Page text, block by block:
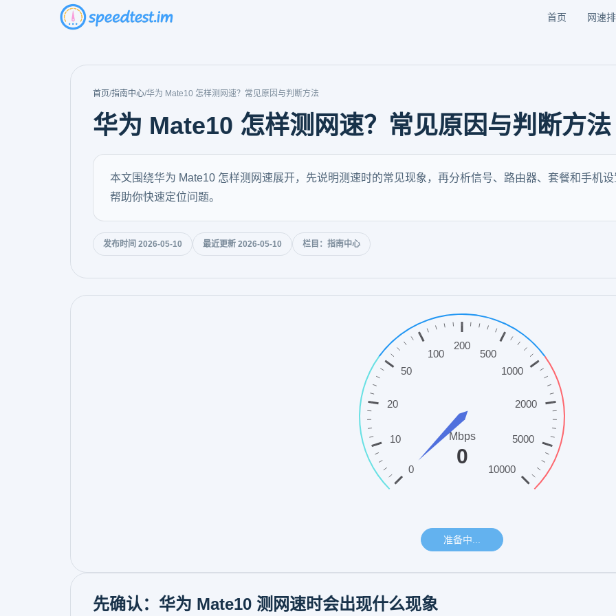
首页 网速
首页/指南中心/华为 Mate10 怎样测网速？常见原因与判断方法
华为 Mate10 怎样测网速？常见原因与判断方法
本文围绕华为 Mate10 怎样测网速展开，先说明测速时的常见现象，再分析信号、路由器、套餐和手机
帮助你快速定位问题。
发布时间 2026-05-10 最近更新 2026-05-10 栏目：指南中心
先确认：华为 Mate10 测网速时会出现什么现象